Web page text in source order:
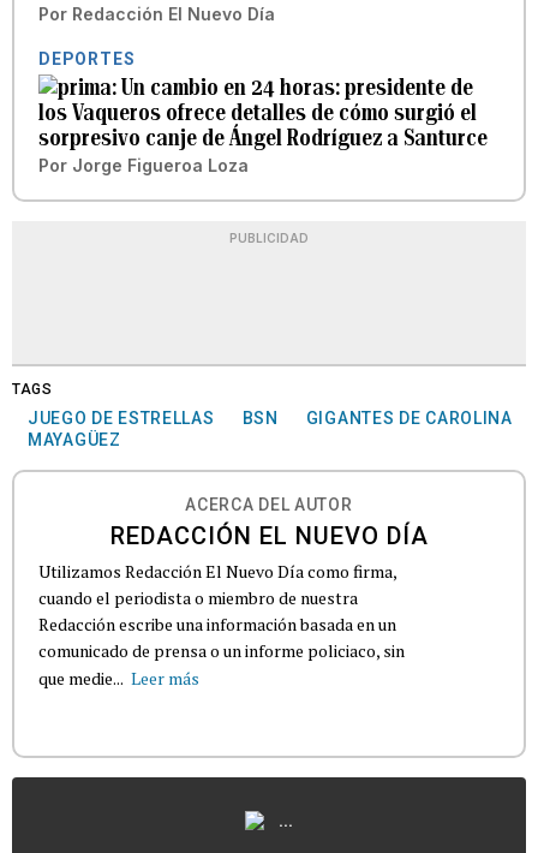
Por Redacción El Nuevo Día
DEPORTES
Un cambio en 24 horas: presidente de
los Vaqueros ofrece detalles de cómo surgió el
sorpresivo canje de Ángel Rodríguez a Santurce
Por Jorge Figueroa Loza
PUBLICIDAD
TAGS
JUEGO DE ESTRELLAS BSN
GIGANTES DE CAROLINA
MAYAGÜEZ
ACERCA DEL AUTOR
REDACCIÓN EL NUEVO DÍA
Utilizamos Redacción El Nuevo Día como firma,
cuando el periodista o miembro de nuestra
Redacción escribe una información basada en un
comunicado de prensa o un informe policiaco, sin
que medie... Leer más
...